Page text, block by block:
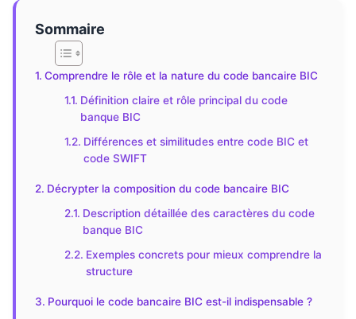
Sommaire
Comprendre le rôle et la nature du code bancaire BIC
Définition claire et rôle principal du code
banque BIC
Différences et similitudes entre code BIC et
code SWIFT
Décrypter la composition du code bancaire BIC
Description détaillée des caractères du code
banque BIC
Exemples concrets pour mieux comprendre la
structure
Pourquoi le code bancaire BIC est-il indispensable ?